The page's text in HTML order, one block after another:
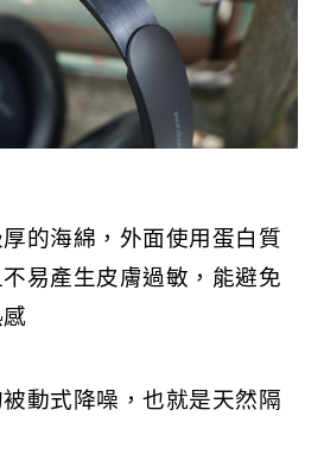
的海綿，外面使用蛋白質
易產生皮膚過敏，能避免
動式降噪，也就是天然隔